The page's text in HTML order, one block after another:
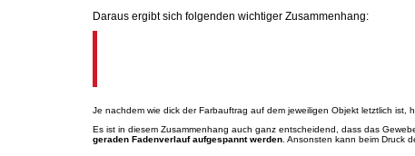
Daraus ergibt sich folgenden wichtiger Zusammenhang:
Je nachdem wie dick der Farbauftrag auf dem jeweiligen Objekt letztlich ist,
Es ist in diesem Zusammenhang auch ganz entscheidend, dass das
geraden Fadenverlauf aufgespannt werden . Ansonsten kann beim Druck